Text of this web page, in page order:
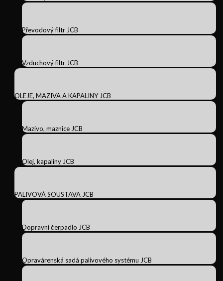
Převodový filtr JCB
Vzduchový filtr JCB
OLEJE, MAZIVA A KAPALINY JCB
Mazivo, maznice JCB
Olej, kapaliny JCB
PALIVOVÁ SOUSTAVA JCB
Dopravní čerpadlo JCB
Opravárenská sadá palivového systému JCB